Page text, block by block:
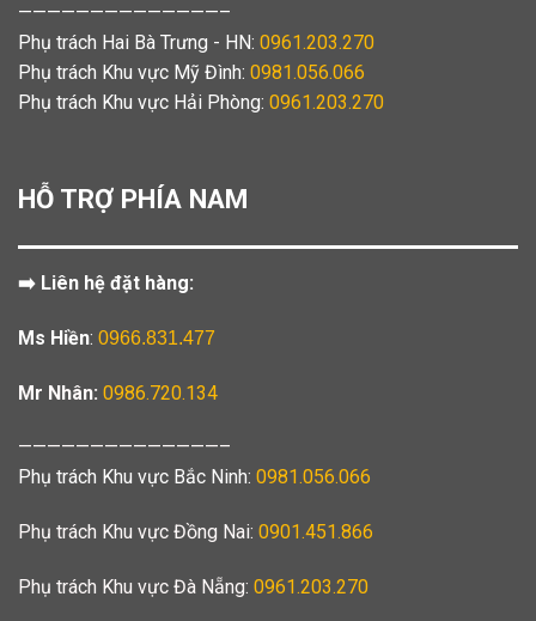
——————————————–
Phụ trách Hai Bà Trưng - HN: 0961.203.270
Phụ trách Khu vực Mỹ Đình: 0981.056.066
Phụ trách Khu vực Hải Phòng: 0961.203.270
HỖ TRỢ PHÍA NAM
➡️ Liên hệ đặt hàng:
Ms Hiền: 0966.831.477
Mr Nhân: 0986.720.134
——————————————–
Phụ trách Khu vực Bắc Ninh: 0981.056.066
Phụ trách Khu vực Đồng Nai: 0901.451.866
Phụ trách Khu vực Đà Nẵng: 0961.203.270